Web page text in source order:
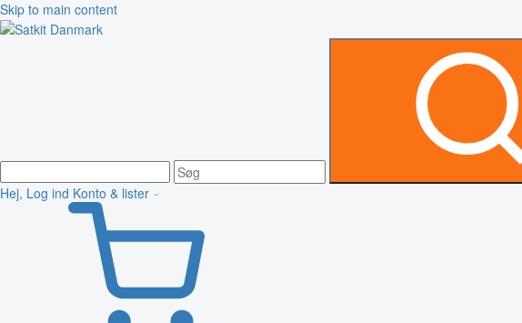
Skip to main content
Hej, Log ind Konto & lister